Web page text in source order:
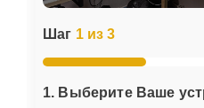
Шаг 1 из 3
1. Выберите Ваше